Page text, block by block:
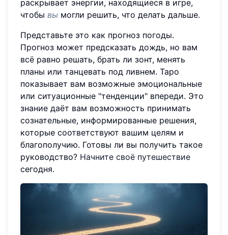
раскрывает энергии, находящиеся в игре,
чтобы вы могли решить, что делать дальше.
Представьте это как прогноз погоды.
Прогноз может предсказать дождь, но вам
всё равно решать, брать ли зонт, менять
планы или танцевать под ливнем. Таро
показывает вам возможные эмоциональные
или ситуационные "тенденции" впереди. Это
знание даёт вам возможность принимать
сознательные, информированные решения,
которые соответствуют вашим целям и
благополучию. Готовы ли вы получить такое
руководство? Начните своё путешествие
сегодня.